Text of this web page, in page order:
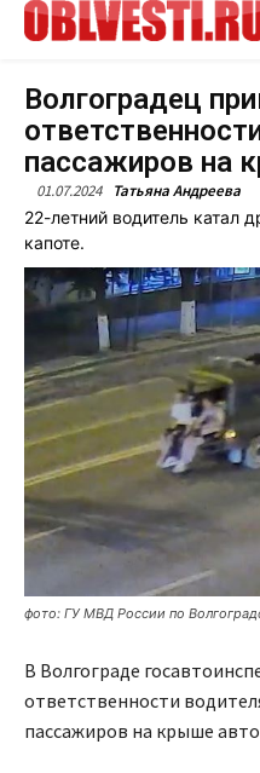
Волгоградец
пассажиров на
01.07.2024 Татьяна Андреева
22-летний водитель катал
капоте.
фото: ГУ МВД России по
В Волгограде
ответственности
пассажиров на крыше